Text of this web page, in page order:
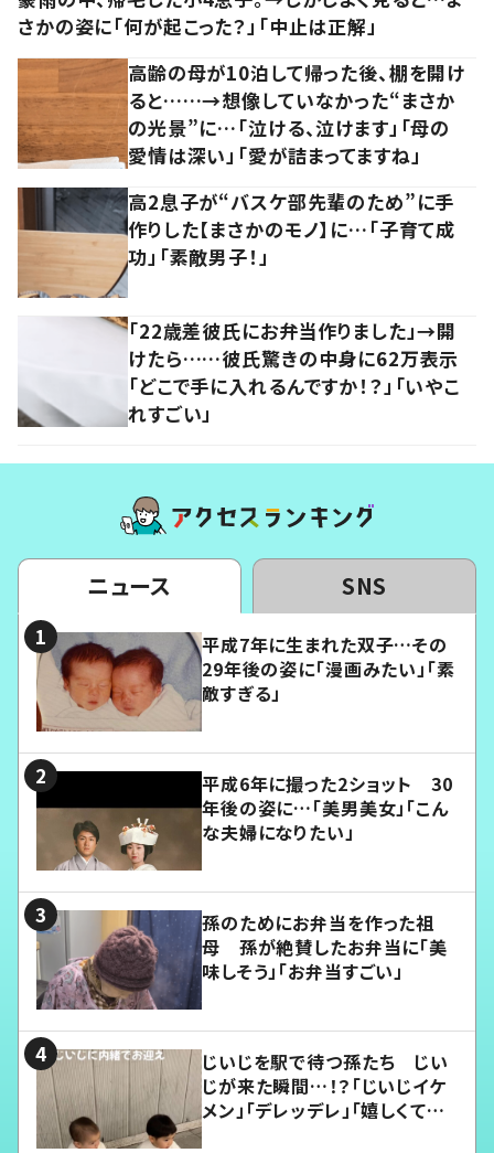
さかの姿に「何が起こった？」「中止は正解」
高齢の母が10泊して帰った後、棚を開け
ると……→想像していなかった“まさか
の光景”に…「泣ける、泣けます」「母の
愛情は深い」「愛が詰まってますね」
高2息子が“バスケ部先輩のため”に手
作りした【まさかのモノ】に…「子育て成
功」「素敵男子！」
「22歳差彼氏にお弁当作りました」→開
けたら……彼氏驚きの中身に62万表示
「どこで手に入れるんですか！？」「いやこ
れすごい」
ニュース SNS
平成7年に生まれた双子…その
29年後の姿に「漫画みたい」「素
敵すぎる」
平成6年に撮った2ショット 30
年後の姿に…「美男美女」「こん
な夫婦になりたい」
孫のためにお弁当を作った祖
母 孫が絶賛したお弁当に「美
味しそう」「お弁当すごい」
じいじを駅で待つ孫たち じい
じが来た瞬間…！？「じいじイケ
メン」「デレッデレ」「嬉しくて可